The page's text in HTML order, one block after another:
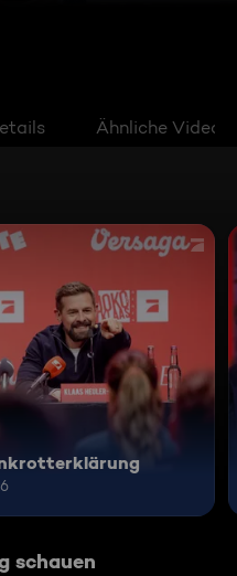
Ähnliche Videos
schauen